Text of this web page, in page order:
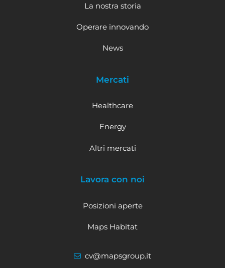
La nostra storia
Operare innovando
News
Mercati
Healthcare
Energy
Altri mercati
Lavora con noi
Posizioni aperte
Maps Habitat
cv@mapsgroup.it